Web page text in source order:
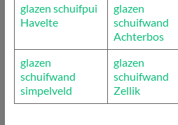
glazen schuifpui
Havelte
glazen
schuifwand
Achterbos
glazen
schuifwand
simpelveld
glazen
schuifwand
Zellik